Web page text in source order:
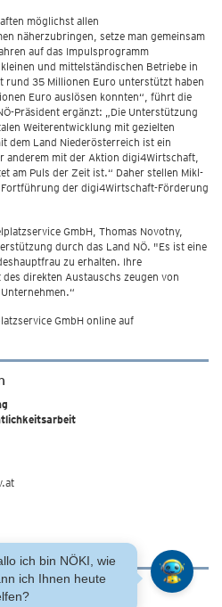
möglichst allen
näherzubringen, setze man gemeinsam
auf das Impulsprogramm
und mittelständischen Betriebe in
rund 35 Millionen Euro unterstützt haben
Euro auslösen konnten“, führt die
Präsident ergänzt: „Die Unterstützung
Weiterentwicklung mit gezielten
dem Land Niederösterreich ist ein
anderem mit der Aktion digi4Wirtschaft,
am Puls der Zeit ist.“ Daher stellen Mikl-
der digi4Wirtschaft-Förderung
GmbH, Thomas Novotny,
durch das Land NÖ. "Es ist eine
zu erhalten. Ihre
direkten Austauschs zeugen von
GmbH online auf
ich bin NÖKI, wie
ich Ihnen heute